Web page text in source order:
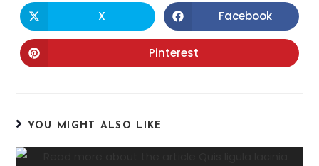
X Facebook
Pinterest
YOU MIGHT ALSO LIKE